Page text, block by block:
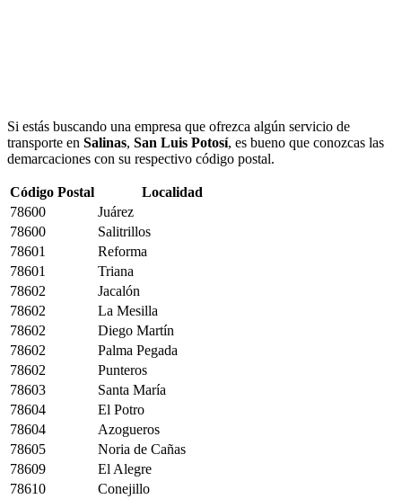
Si estás buscando una empresa que ofrezca algún servicio de
transporte en Salinas, San Luis Potosí, es bueno que conozcas las
demarcaciones con su respectivo código postal.
Código Postal
Localidad
78600
Juárez
78600
Salitrillos
78601
Reforma
78601
Triana
78602
Jacalón
78602
La Mesilla
78602
Diego Martín
78602
Palma Pegada
78602
Punteros
78603
Santa María
78604
El Potro
78604
Azogueros
78605
Noria de Cañas
78609
El Alegre
78610
Conejillo